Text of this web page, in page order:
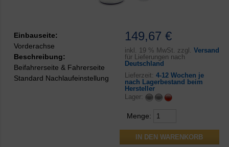
149,67 €
inkl. 19 % MwSt. zzgl. Versand
für Lieferungen nach
Deutschland
Lieferzeit: 4-12 Wochen je
nach Lagerbestand beim
Hersteller
Lager:
Menge:
Einbauseite:
Vorderachse
Beschreibung:
Beifahrerseite & Fahrerseite
Standard Nachlaufeinstellung